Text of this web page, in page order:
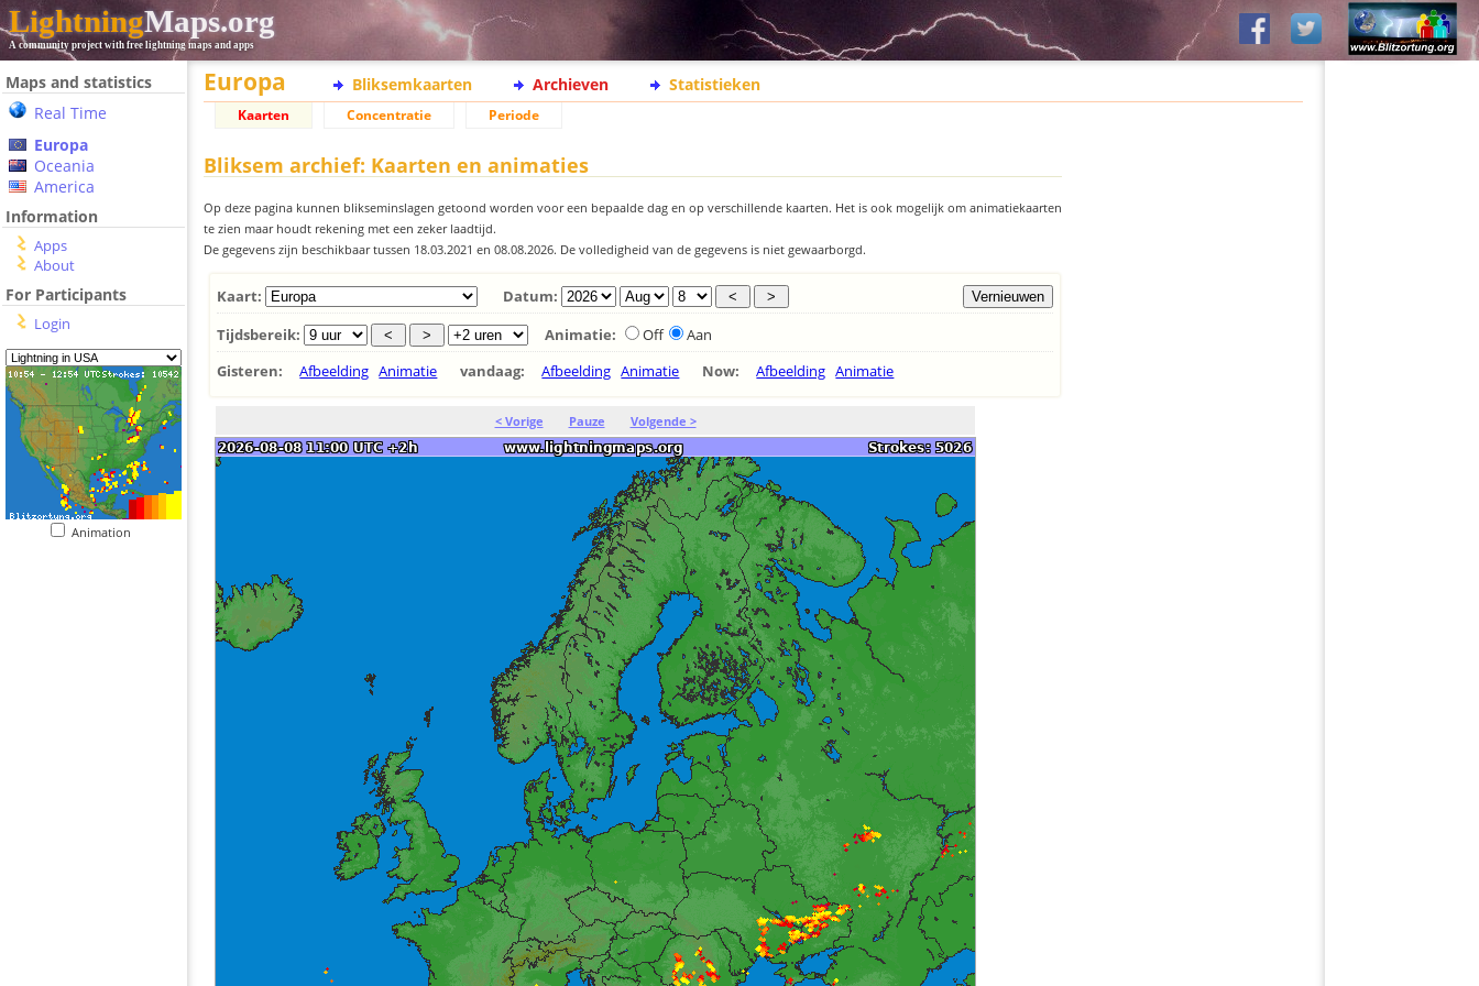
LightningMaps.org
A community project with free lightning maps and apps
Maps and statistics
Real Time
Europa
Oceania
America
Information
Apps
About
For Participants
Login
Animation
Europa Bliksemkaarten Archieven Statistieken
Kaarten Concentratie Periode
Bliksem archief: Kaarten en animaties
Op deze pagina kunnen blikseminslagen getoond worden voor een bepaalde dag en op verschillende kaarten. Het is ook mogelijk om animatiekaarten
te zien maar houdt rekening met een zeker laadtijd.
De gegevens zijn beschikbaar tussen 18.03.2021 en 08.08.2026. De volledigheid van de gegevens is niet gewaarborgd.
Kaart:
Datum:
Tijdsbereik:
Animatie: Off
Aan
Gisteren:
Afbeelding Animatie vandaag: Afbeelding Animatie Now: Afbeelding Animatie
< Vorige Pauze Volgende >